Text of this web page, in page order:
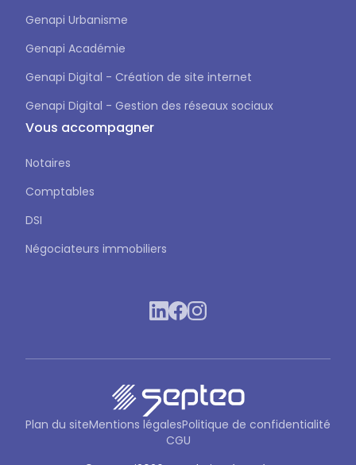
Genapi Urbanisme
Genapi Académie
Genapi Digital - Création de site internet
Genapi Digital - Gestion des réseaux sociaux
Vous accompagner
Notaires
Comptables
DSI
Négociateurs immobiliers
Plan du siteMentions légalesPolitique de confidentialité
CGU